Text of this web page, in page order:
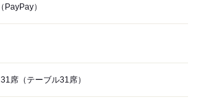
（PayPay）
31席（テーブル31席）